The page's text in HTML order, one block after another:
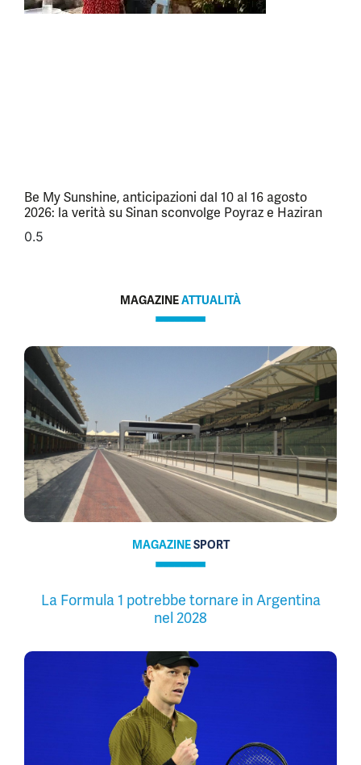
Be My Sunshine, anticipazioni dal 10 al 16 agosto
2026: la verità su Sinan sconvolge Poyraz e Haziran
MAGAZINEATTUALITÀ
MAGAZINESPORT
La Formula 1 potrebbe tornare in Argentina
nel 2028